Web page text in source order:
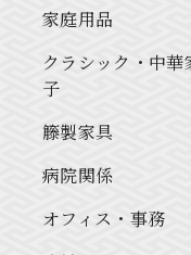
家庭用品
クラシック・中華
子
籐製家具
病院関係
オフィス・事務